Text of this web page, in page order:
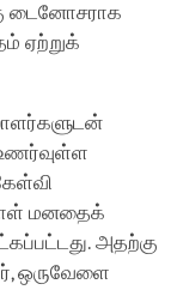
டைனோசராக
ஏற்றுக்
மனதைக்
அதற்கு
ஒருவேளை